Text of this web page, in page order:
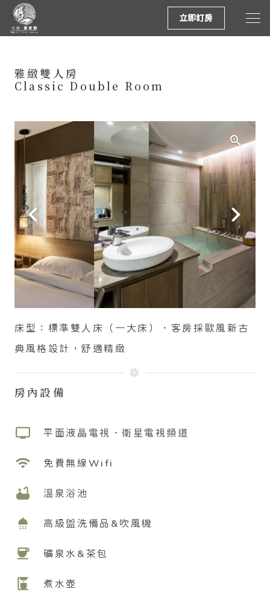
立即訂房
雅緻雙人房
Classic Double Room
床型：標準雙人床（一大床） ． 客房採歐風新古
典風格設計，舒適精緻
房內設備
tv 平面液晶電視．衛星電視頻道
wifi 免費無線Wifi
bathtub 溫泉浴池
shower 高級盥洗備品&吹風機
coffee 礦泉水&茶包
coffee_maker 煮水壺